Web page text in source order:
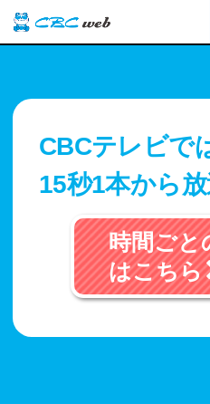
CBCテレビで
15秒1本から​放
時間ごと
はこちら